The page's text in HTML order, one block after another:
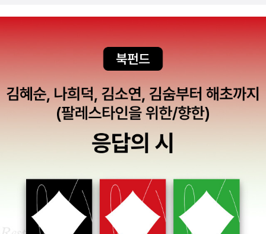
한 이 책의 말미에 등장하는 '우리나라 멸종 곤충 1급'에 대한 설명이
인상적이었습니다. ​모두 4종이 있는데, 제주도 한라산에 사는 산굴
대륙이동설의 증거가 되고, 산굴뚝나비는 육지와 제주가 이어져 있
었다는 증거가되어 천연기념물로 지정되어있답니다. 이러한 멸종위
기 곤충들을 우리 인간들이 잘 보호해야겠다는 생각이 들더라구요.
평소에 동물학자가되겠다는 꿈을 지닌 초등 2학년 아들은 이 책을 참
더 좋아했던 책이었습니다. 그래서 책을 읽고 상제나비가 멸종위기
곤충으로 지정된게 안타깝다면서 그 마음을 그림으로 표현했네요. ​
초등 4학년 딸 아이는 이 책을 읽고 곤충이 모든것을 마인드 맵으로
정리했습니다. 3학년과 4학년 과학 시간에 배운 곤충에 관한 모든